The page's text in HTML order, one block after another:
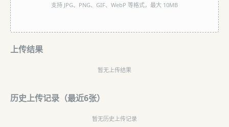
支持 JPG、PNG、GIF、WebP 等格式，最大 10MB
上传结果
暂无上传结果
历史上传记录（最近6张）
暂无历史上传记录